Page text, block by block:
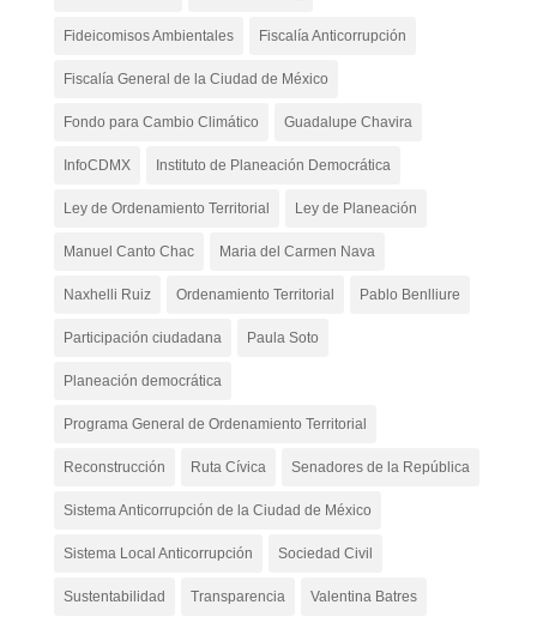
Fideicomisos Ambientales Fiscalía Anticorrupción
Fiscalía General de la Ciudad de México
Fondo para Cambio Climático Guadalupe Chavira
InfoCDMX Instituto de Planeación Democrática
Ley de Ordenamiento Territorial Ley de Planeación
Manuel Canto Chac Maria del Carmen Nava
Naxhelli Ruiz Ordenamiento Territorial Pablo Benlliure
Participación ciudadana Paula Soto
Planeación democrática
Programa General de Ordenamiento Territorial
Reconstrucción Ruta Cívica Senadores de la República
Sistema Anticorrupción de la Ciudad de México
Sistema Local Anticorrupción Sociedad Civil
Sustentabilidad Transparencia Valentina Batres